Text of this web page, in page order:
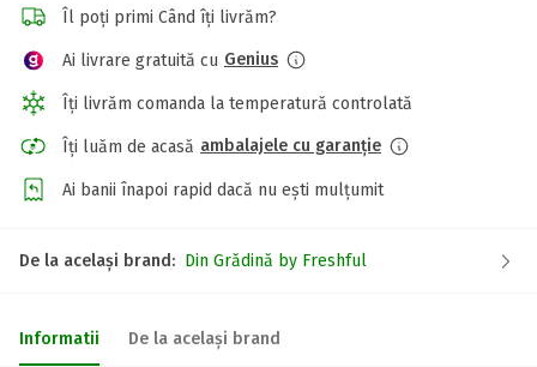
Îl poți primi Când îți livrăm?
Ai livrare gratuită cu Genius
Îți livrăm comanda la temperatură controlată
Îți luăm de acasă ambalajele cu garanție
Ai banii înapoi rapid dacă nu ești mulțumit
De la același brand: Din Grădină by Freshful
Informatii De la același brand